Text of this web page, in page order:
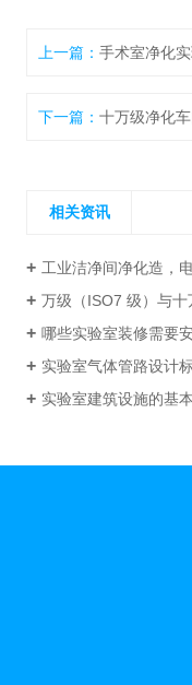
上一篇： 手术室净化
下一篇： 十万级净化
相关资讯
工业洁净间净化造，电子、食品、
万级（ISO7 级）与十万级（ISO8 级）电
哪些实验室装修需要
实验室气体管路设计
实验室建筑设施的基